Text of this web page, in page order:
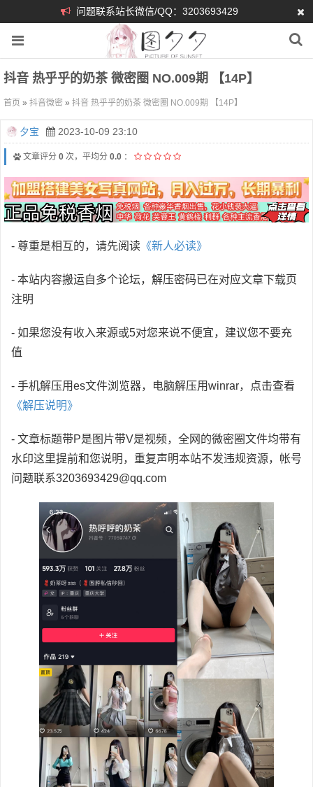
问题联系站长微信/QQ：3203693429
抖音 热乎乎的奶茶 微密圈 NO.009期 【14P】
首页 » 抖音微密 » 抖音 热乎乎的奶茶 微密圈 NO.009期 【14P】
夕宝 2023-10-09 23:10
文章评分 0 次，平均分 0.0 ：
- 尊重是相互的，请先阅读 《新人必读》
- 本站内容搬运自多个论坛，解压密码已在对应文章下载页
注明
- 如果您没有收入来源或5对您来说不便宜，建议您不要充
值
- 手机解压用es文件浏览器，电脑解压用winrar，点击查看
《解压说明》
- 文章标题带P是图片带V是视频，全网的微密圈文件均带有
水印这里提前和您说明，重复声明本站不发违规资源，帐号
问题联系3203693429@qq.com